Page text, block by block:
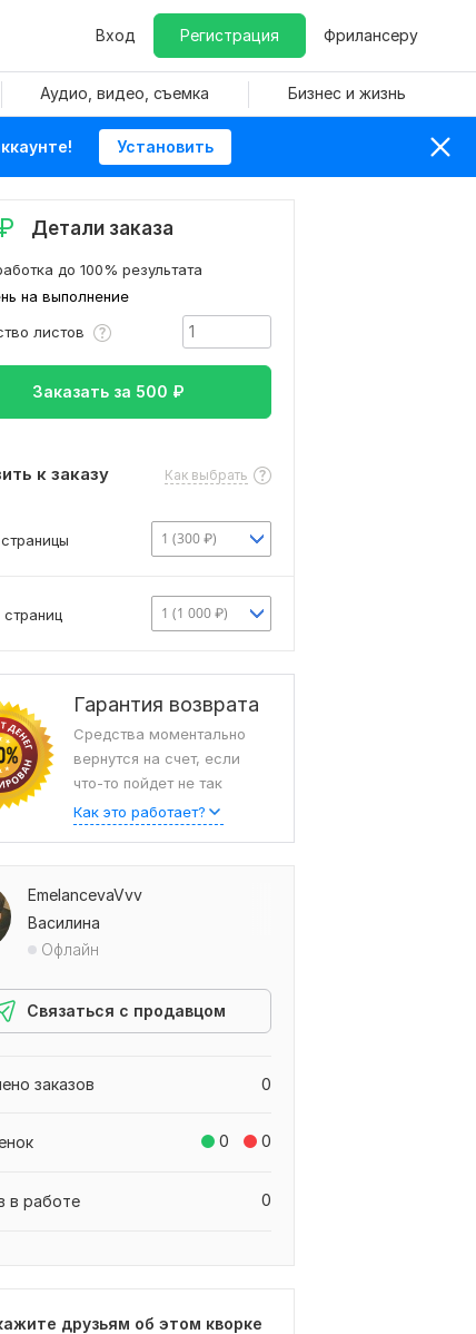
Вход Регистрация Фрилансеру
Аудио, видео, съемка Бизнес и жизнь
Установить
Детали заказа
на выполнение
до 100% результата
листов
Заказать за 500 ₽
к заказу Как выбрать
1 (300 ₽)
1 (1 000 ₽)
Гарантия возврата
Средства моментально
вернутся на счет, если
что-то пойдет не так
Как это работает?
EmelancevaVvv
Василина
Офлайн
Связаться с продавцом
0
заказов
0 0
0
в работе
друзьям об этом кворке